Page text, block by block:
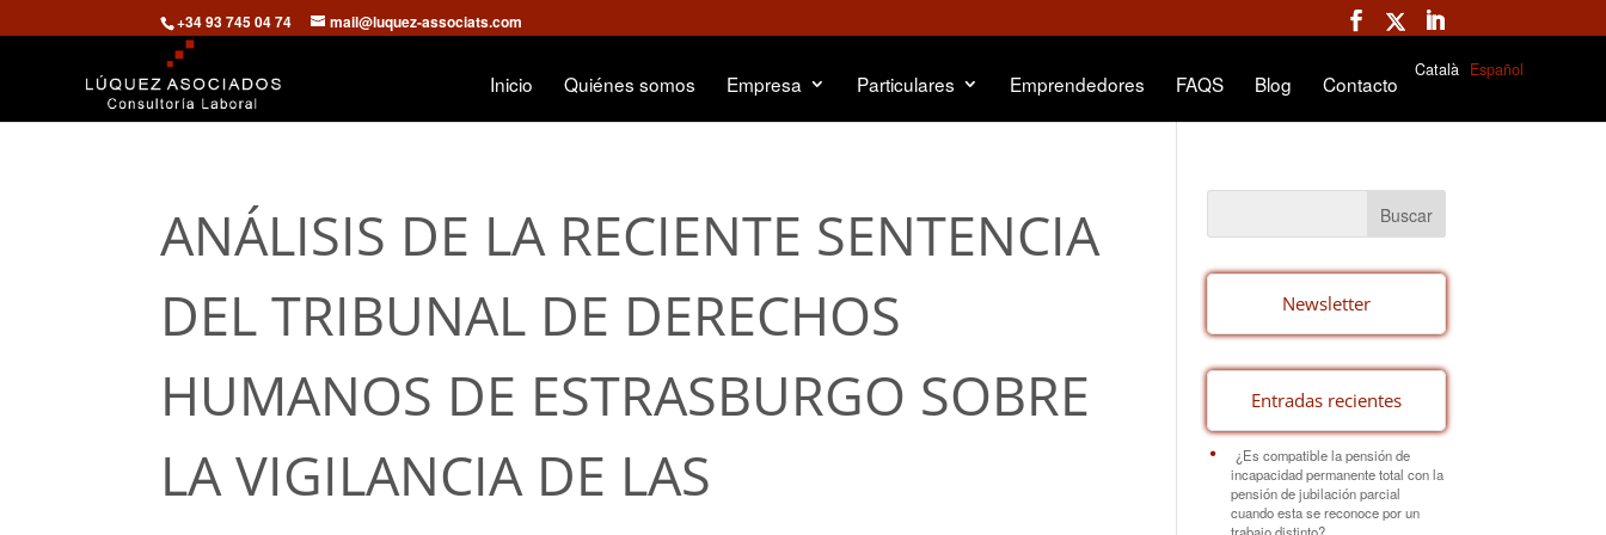
+34 93 745 04 74 mail@luquez-associats.com
Inicio Quiénes somos Empresa Particulares Emprendedores FAQS Blog Contacto
Català Español
ANÁLISIS DE LA RECIENTE SENTENCIA
DEL TRIBUNAL DE DERECHOS
HUMANOS DE ESTRASBURGO SOBRE
LA VIGILANCIA DE LAS
Newsletter
Entradas recientes
¿Es compatible la pensión de
incapacidad permanente total con la
pensión de jubilación parcial
cuando esta se reconoce por un